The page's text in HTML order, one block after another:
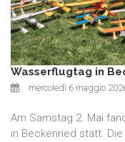
Wasserflugtag in
mercoledì 6 maggio
Am Samstag 2. Mai
in Beckenried statt.